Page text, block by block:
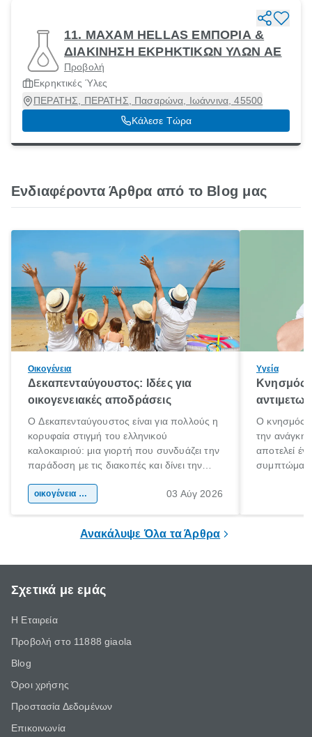
11. MAXAM HELLAS ΕΜΠΟΡΙΑ &
ΔΙΑΚΙΝΗΣΗ ΕΚΡΗΚΤΙΚΩΝ ΥΛΩΝ ΑΕ
Προβολή
Εκρηκτικές Ύλες
ΠΕΡΑΤΗΣ, ΠΕΡΑΤΗΣ, Πασαρώνα, Ιωάννινα, 45500
Κάλεσε Τώρα
Ενδιαφέροντα Άρθρα από το Blog μας
Οικογένεια
Δεκαπενταύγουστος: Ιδέες για
οικογενειακές αποδράσεις
Ο Δεκαπενταύγουστος είναι για πολλούς η
κορυφαία στιγμή του ελληνικού
καλοκαιριού: μια γιορτή που συνδυάζει την
παράδοση με τις διακοπές και δίνει την
χώρας. Είτε πρόκειται για λίγες μέρες
οικογένεια & παιδί 03 Αύγ 2026
Υγεία
Κνησμός:
Ο κνησμός
την ανάγκη
αποτελεί
Ανακάλυψε Όλα τα Άρθρα
Σχετικά με εμάς
Η Εταιρεία
Προβολή στο 11888 giaola
Blog
Όροι χρήσης
Προστασία Δεδομένων
Επικοινωνία